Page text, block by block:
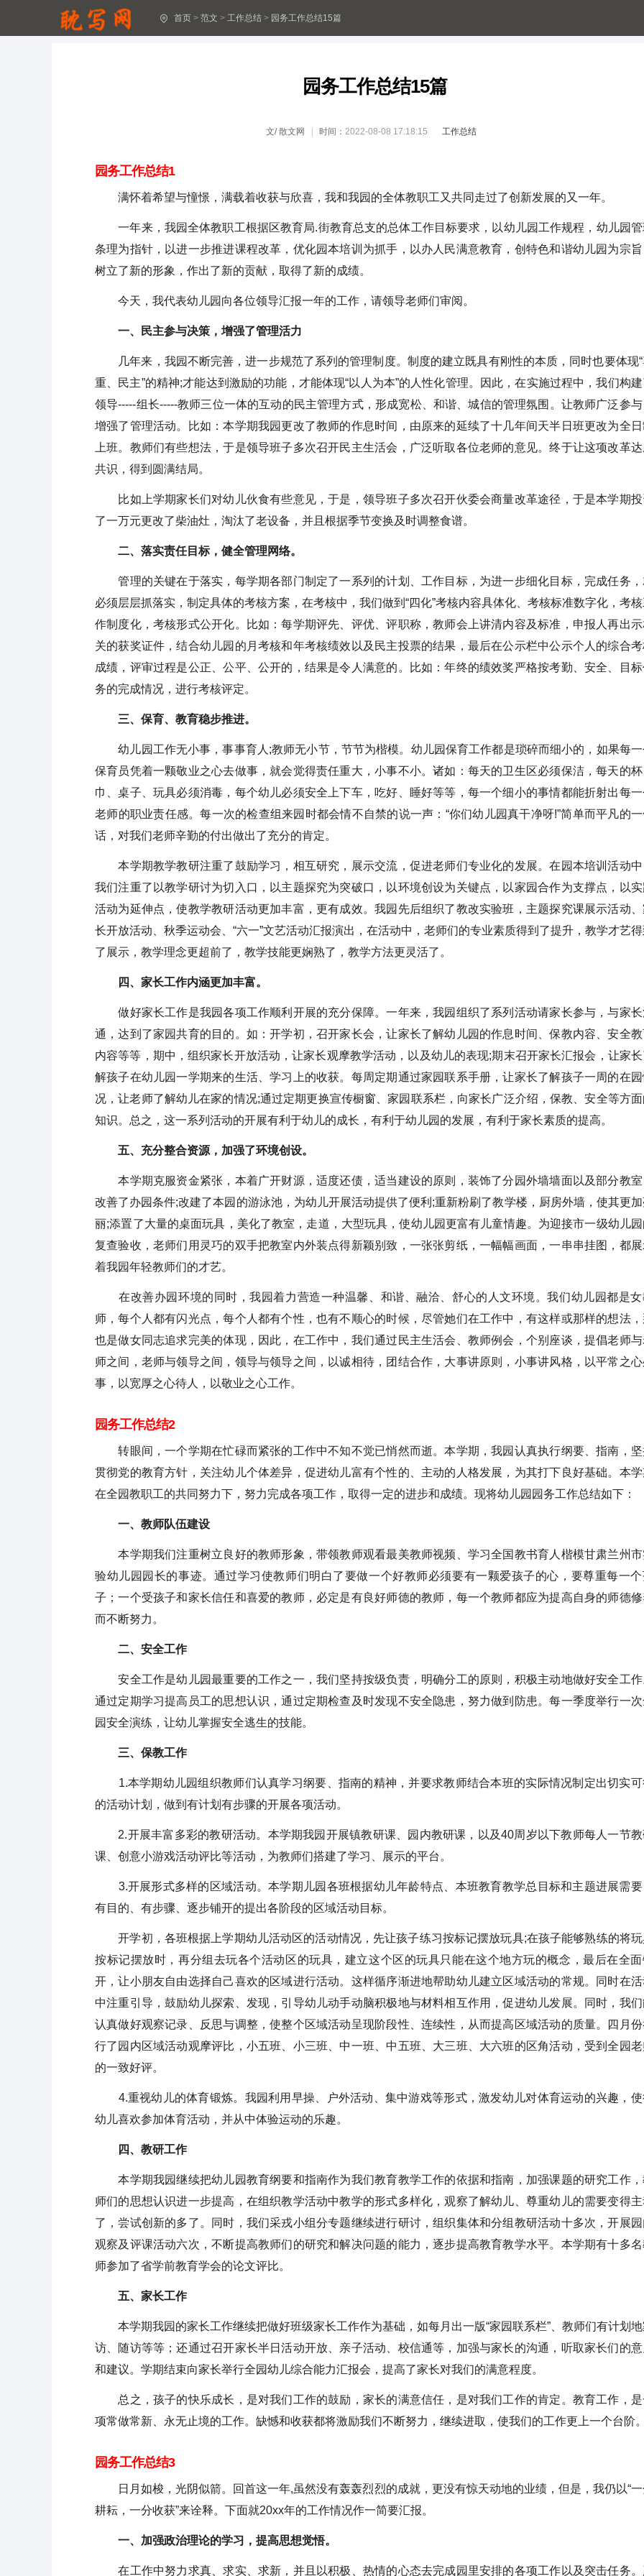
首页 > 范文 > 工作总结 > 园务工作总结15篇
园务工作总结15篇
文/散文网 时间： 2022-08-08 17:18:15 工作总结
园务工作总结1
满怀着希望与憧憬，满载着收获与欣喜，我和我园的全体教职工又共同走过了创新发展的又一年。
一年来，我园全体教职工根据区教育局.街教育总支的总体工作目标要求，以幼儿园工作规程，幼儿园管
条理为指针，以进一步推进课程改革，优化园本培训为抓手，以办人民满意教育，创特色和谐幼儿园为宗旨
树立了新的形象，作出了新的贡献，取得了新的成绩。
今天，我代表幼儿园向各位领导汇报一年的工作，请领导老师们审阅。
一、民主参与决策，增强了管理活力
几年来，我园不断完善，进一步规范了系列的管理制度。制度的建立既具有刚性的本质，同时也要体现
重、民主”的精神;才能达到激励的功能，才能体现“以人为本”的人性化管理。因此，在实施过程中，我们构建
领导-----组长-----教师三位一体的互动的民主管理方式，形成宽松、和谐、城信的管理氛围。让教师广泛参与
增强了管理活动。比如：本学期我园更改了教师的作息时间，由原来的延续了十几年间天半日班更改为全日
上班。教师们有些想法，于是领导班子多次召开民主生活会，广泛听取各位老师的意见。终于让这项改革
共识，得到圆满结局。
比如上学期家长们对幼儿伙食有些意见，于是，领导班子多次召开伙委会商量改革途径，于是本学期投
了一万元更改了柴油灶，淘汰了老设备，并且根据季节变换及时调整食谱。
二、落实责任目标，健全管理网络。
管理的关键在于落实，每学期各部门制定了一系列的计划、工作目标，为进一步细化目标，完成任务
必须层层抓落实，制定具体的考核方案，在考核中，我们做到“四化”考核内容具体化、考核标准数字化，考核
作制度化，考核形式公开化。比如：每学期评先、评优、评职称，教师会上讲清内容及标准，申报人再出示
关的获奖证件，结合幼儿园的月考核和年考核绩效以及民主投票的结果，最后在公示栏中公示个人的综合
成绩，评审过程是公正、公平、公开的，结果是令人满意的。比如：年终的绩效奖严格按考勤、安全、目
务的完成情况，进行考核评定。
三、保育、教育稳步推进。
幼儿园工作无小事，事事育人;教师无小节，节节为楷模。幼儿园保育工作都是琐碎而细小的，如果每一
保育员凭着一颗敬业之心去做事，就会觉得责任重大，小事不小。诸如：每天的卫生区必须保洁，每天的杯
巾、桌子、玩具必须消毒，每个幼儿必须安全上下车，吃好、睡好等等，每一个细小的事情都能折射出每一
老师的职业责任感。每一次的检查组来园时都会情不自禁的说一声：“你们幼儿园真干净呀!”简单而平凡的一
话，对我们老师辛勤的付出做出了充分的肯定。
本学期教学教研注重了鼓励学习，相互研究，展示交流，促进老师们专业化的发展。在园本培训活动中
我们注重了以教学研讨为切入口，以主题探究为突破口，以环境创设为关键点，以家园合作为支撑点，以实
活动为延伸点，使教学教研活动更加丰富，更有成效。我园先后组织了教改实验班，主题探究课展示活动、
长开放活动、秋季运动会、“六一”文艺活动汇报演出，在活动中，老师们的专业素质得到了提升，教学才艺得
了展示，教学理念更超前了，教学技能更娴熟了，教学方法更灵活了。
四、家长工作内涵更加丰富。
做好家长工作是我园各项工作顺利开展的充分保障。一年来，我园组织了系列活动请家长参与，与家长
通，达到了家园共育的目的。如：开学初，召开家长会，让家长了解幼儿园的作息时间、保教内容、安全
内容等等，期中，组织家长开放活动，让家长观摩教学活动，以及幼儿的表现;期末召开家长汇报会，让家长
解孩子在幼儿园一学期来的生活、学习上的收获。每周定期通过家园联系手册，让家长了解孩子一周的在
况，让老师了解幼儿在家的情况;通过定期更换宣传橱窗、家园联系栏，向家长广泛介绍，保教、安全等方面
知识。总之，这一系列活动的开展有利于幼儿的成长，有利于幼儿园的发展，有利于家长素质的提高。
五、充分整合资源，加强了环境创设。
本学期克服资金紧张，本着广开财源，适度还债，适当建设的原则，装饰了分园外墙墙面以及部分教室
改善了办园条件;改建了本园的游泳池，为幼儿开展活动提供了便利;重新粉刷了教学楼，厨房外墙，使其更
丽;添置了大量的桌面玩具，美化了教室，走道，大型玩具，使幼儿园更富有儿童情趣。为迎接市一级幼儿园
复查验收，老师们用灵巧的双手把教室内外装点得新颖别致，一张张剪纸，一幅幅画面，一串串挂图，都
着我园年轻教师们的才艺。
在改善办园环境的同时，我园着力营造一种温馨、和谐、融洽、舒心的人文环境。我们幼儿园都是女
师，每个人都有闪光点，每个人都有个性，也有不顺心的时候，尽管她们在工作中，有这样或那样的想法，
也是做女同志追求完美的体现，因此，在工作中，我们通过民主生活会、教师例会，个别座谈，提倡老师
师之间，老师与领导之间，领导与领导之间，以诚相待，团结合作，大事讲原则，小事讲风格，以平常之心
事，以宽厚之心待人，以敬业之心工作。
园务工作总结2
转眼间，一个学期在忙碌而紧张的工作中不知不觉已悄然而逝。本学期，我园认真执行纲要、指南，
贯彻党的教育方针，关注幼儿个体差异，促进幼儿富有个性的、主动的人格发展，为其打下良好基础。本学
在全园教职工的共同努力下，努力完成各项工作，取得一定的进步和成绩。现将幼儿园园务工作总结如下：
一、教师队伍建设
本学期我们注重树立良好的教师形象，带领教师观看最美教师视频、学习全国教书育人楷模甘肃兰州
验幼儿园园长的事迹。通过学习使教师们明白了要做一个好教师必须要有一颗爱孩子的心，要尊重每一
子；一个受孩子和家长信任和喜爱的教师，必定是有良好师德的教师，每一个教师都应为提高自身的师德
而不断努力。
二、安全工作
安全工作是幼儿园最重要的工作之一，我们坚持按级负责，明确分工的原则，积极主动地做好安全工作
通过定期学习提高员工的思想认识，通过定期检查及时发现不安全隐患，努力做到防患。每一季度举行一次
园安全演练，让幼儿掌握安全逃生的技能。
三、保教工作
1.本学期幼儿园组织教师们认真学习纲要、指南的精神，并要求教师结合本班的实际情况制定出切实
的活动计划，做到有计划有步骤的开展各项活动。
2.开展丰富多彩的教研活动。本学期我园开展镇教研课、园内教研课，以及40周岁以下教师每人一节
课、创意小游戏活动评比等活动，为教师们搭建了学习、展示的平台。
3.开展形式多样的区域活动。本学期儿园各班根据幼儿年龄特点、本班教育教学总目标和主题进展需要
有目的、有步骤、逐步铺开的提出各阶段的区域活动目标。
开学初，各班根据上学期幼儿活动区的活动情况，先让孩子练习按标记摆放玩具;在孩子能够熟练的将
按标记摆放时，再分组去玩各个活动区的玩具，建立这个区的玩具只能在这个地方玩的概念，最后在全
开，让小朋友自由选择自己喜欢的区域进行活动。这样循序渐进地帮助幼儿建立区域活动的常规。同时在活
中注重引导，鼓励幼儿探索、发现，引导幼儿动手动脑积极地与材料相互作用，促进幼儿发展。同时，我
认真做好观察记录、反思与调整，使整个区域活动呈现阶段性、连续性，从而提高区域活动的质量。四月
行了园内区域活动观摩评比，小五班、小三班、中一班、中五班、大三班、大六班的区角活动，受到全园
的一致好评。
4.重视幼儿的体育锻炼。我园利用早操、户外活动、集中游戏等形式，激发幼儿对体育运动的兴趣，
幼儿喜欢参加体育活动，并从中体验运动的乐趣。
四、教研工作
本学期我园继续把幼儿园教育纲要和指南作为我们教育教学工作的依据和指南，加强课题的研究工作，
师们的思想认识进一步提高，在组织教学活动中教学的形式多样化，观察了解幼儿、尊重幼儿的需要变得主
了，尝试创新的多了。同时，我们采戎小组分专题继续进行研讨，组织集体和分组教研活动十多次，开展园
观察及评课活动六次，不断提高教师们的研究和解决问题的能力，逐步提高教育教学水平。本学期有十多名
师参加了省学前教育学会的论文评比。
五、家长工作
本学期我园的家长工作继续把做好班级家长工作作为基础，如每月出一版“家园联系栏”、教师们有计划地
访、随访等等；还通过召开家长半日活动开放、亲子活动、校信通等，加强与家长的沟通，听取家长们的
和建议。学期结束向家长举行全园幼儿综合能力汇报会，提高了家长对我们的满意程度。
总之，孩子的快乐成长，是对我们工作的鼓励，家长的满意信任，是对我们工作的肯定。教育工作，是
项常做常新、永无止境的工作。缺憾和收获都将激励我们不断努力，继续进取，使我们的工作更上一个台阶。
园务工作总结3
日月如梭，光阴似箭。回首这一年,虽然没有轰轰烈烈的成就，更没有惊天动地的业绩，但是，我仍以“一
耕耘，一分收获”来诠释。下面就20xx年的工作情况作一简要汇报。
一、加强政治理论的学习，提高思想觉悟。
在工作中努力求真、求实、求新，并且以积极、热情的心态去完成园里安排的各项工作以及突击任务
创文个人工作总结
全国残疾预防日总结(精品15篇)